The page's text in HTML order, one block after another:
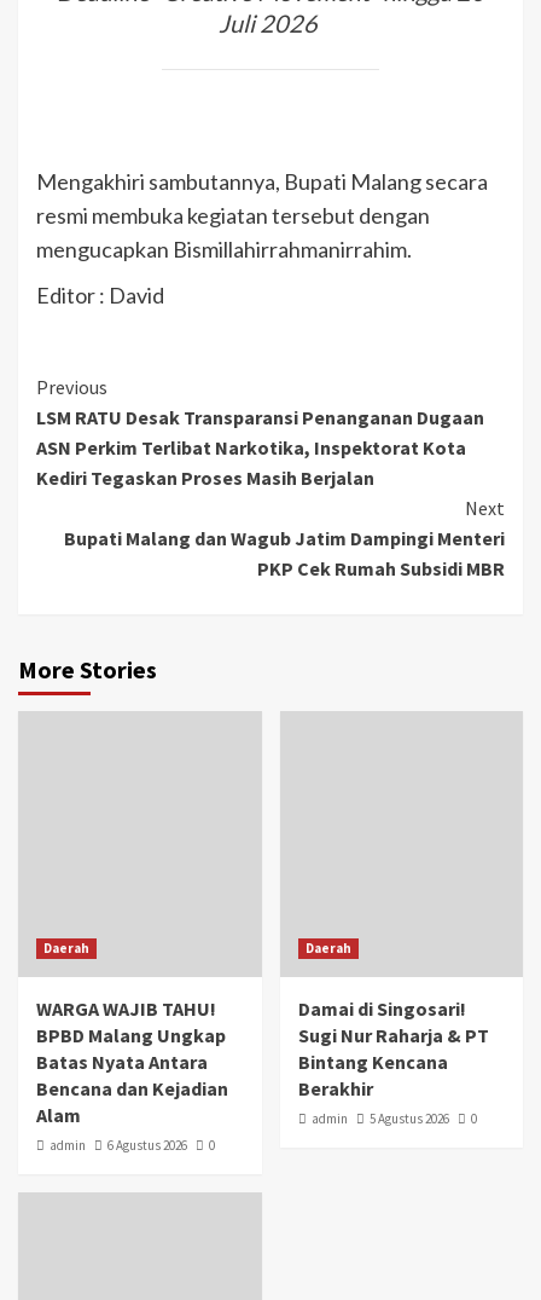
Juli 2026
Mengakhiri sambutannya, Bupati Malang secara
resmi membuka kegiatan tersebut dengan
mengucapkan Bismillahirrahmanirrahim.
Editor : David
Previous
LSM RATU Desak Transparansi Penanganan Dugaan
ASN Perkim Terlibat Narkotika, Inspektorat Kota
Kediri Tegaskan Proses Masih Berjalan
Next
Bupati Malang dan Wagub Jatim Dampingi Menteri
PKP Cek Rumah Subsidi MBR
More Stories
Daerah
WARGA WAJIB TAHU!
BPBD Malang Ungkap
Batas Nyata Antara
Bencana dan Kejadian
Alam
admin 6 Agustus 2026 0
Daerah
Damai di Singosari!
Sugi Nur Raharja & PT
Bintang Kencana
Berakhir
admin 5 Agustus 2026 0